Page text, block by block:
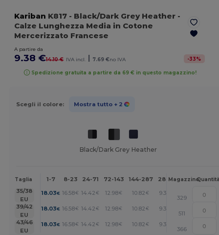
Kariban K817 - Black/Dark Grey Heather -
Calze Lunghezza Media in Cotone
Mercerizzato Francese
A partire da
9.38 €14.10 € IVA incl. | 7.69 €no IVA -33%
Spedizione gratuita a partire da 69 € in questo magazzino!
Scegli il colore: Mostra tutto + 2
Black/Dark Grey Heather
Taglia 1-7 8-23 24-71 72-143 144-287 288 + Altri
Magazzino
35/38
EU
18.03€ 16.58€ 14.42 € 12.98€ 10.82 € 9.38 +
329
39/42
EU
18.03€ 16.58€ 14.42 € 12.98€ 10.82 € 9.38 +
511
43/46
EU
18.03€ 16.58€ 14.42 € 12.98€ 10.82 € 9.38 +
366